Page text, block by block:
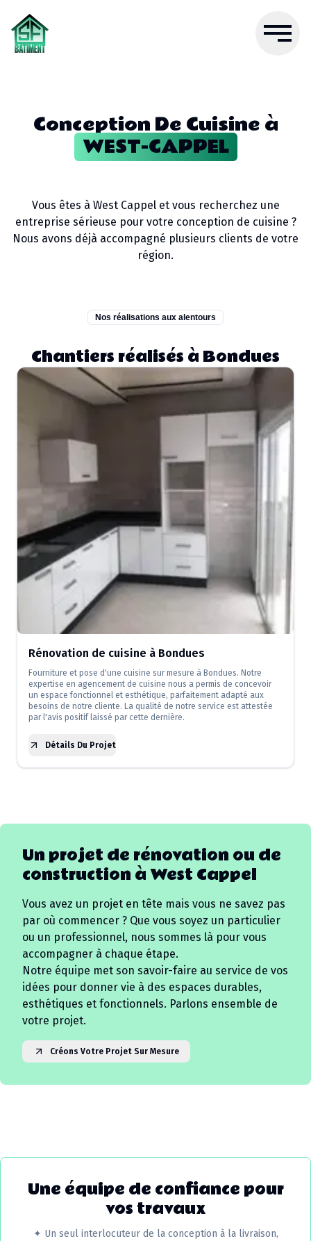
Conception De Cuisineà
WEST-CAPPEL
Vous êtes à West Cappelet vous recherchez une
entreprise sérieuse pour votre conception de cuisine ?
Nous avons déjà accompagné plusieurs clients de votre
région.
Nos réalisations aux alentours
Chantiers réalisés à Bondues
Rénovation de cuisine à Bondues
Fourniture et pose d'une cuisine sur mesure à Bondues. Notre
expertise en agencement de cuisine nous a permis de concevoir
un espace fonctionnel et esthétique, parfaitement adapté aux
besoins de notre cliente. La qualité de notre service est attestée
par l'avis positif laissé par cette dernière.
Détails Du Projet
Un projet de rénovation ou de
construction àWest Cappel
Vous avez un projet en tête mais vous ne savez pas
par où commencer ? Que vous soyez un particulier
ou un professionnel, nous sommes là pour vous
accompagner à chaque étape.
Notre équipe met son savoir-faire au service de vos
idées pour donner vie à des espaces durables,
esthétiques et fonctionnels. Parlons ensemble de
votre projet.
Créons Votre Projet Sur Mesure
Une équipe de confiance pour
vos travaux
✦ Un seul interlocuteur de la conception à la livraison,